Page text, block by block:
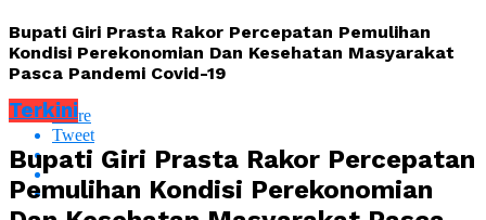
Bupati Giri Prasta Rakor Percepatan Pemulihan
Kondisi Perekonomian Dan Kesehatan Masyarakat
Pasca Pandemi Covid-19
Share
Tweet
Terkini
Bupati Giri Prasta Rakor Percepatan
Pemulihan Kondisi Perekonomian